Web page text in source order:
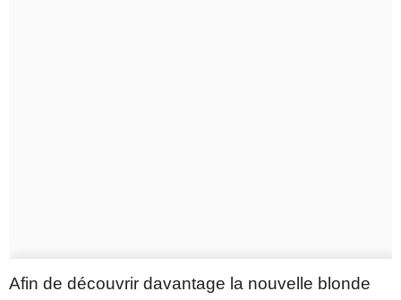
Afin de découvrir davantage la nouvelle blonde